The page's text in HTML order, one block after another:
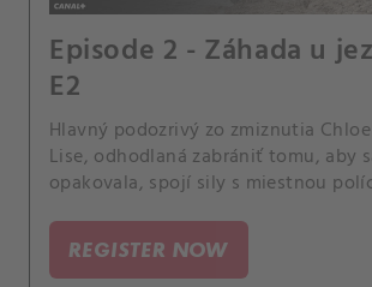
Episode 2 - Záhada u
E2
Hlavný podozrivý zo zmiznutia
Lise, odhodlaná zabrániť tomu, aby
opakovala, spojí sily s miestnou
REGISTER NOW